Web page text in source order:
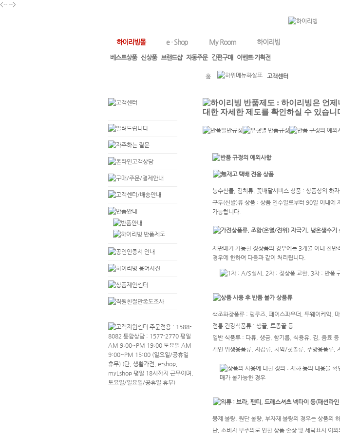
<-- -->
하이리빙몰
베스트상품 신상품 브랜드샵 자동주문 간편구매 이벤트·기획전
e · Shop My Room 하이리빙
홈 고객센터
농수산물, 김치류, 꽃배달서비스 상품 : 상품상의 하
구두(신발)류 상품 : 상품 인수일로부터 90일 이내에
가능합니다.
재판매가 가능한 정상품의 경우에는 3개월 이내 전
경우에 한하여 다음과 같이 처리됩니다.
색조화장품류 : 립루즈, 페이스파우더, 투웨이케익,
전통 건강식품류 : 생꿀, 토종꿀 등
일반 식품류 : 다류, 생금, 참기름, 식용유, 김, 음료 등
개인 위생용품류, 지갑류, 치약/칫솔류, 주방용품류,
봉제 불량, 원단 불량, 부자재 불량의 경우는 상품의
단, 소비자 부주의로 인한 상품 손상 및 세탁표시 이